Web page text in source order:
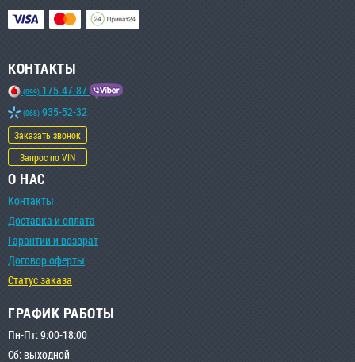
КОНТАКТЫ
(099) 175-47-87
(068) 935-52-32
Заказать звонок
Запрос по VIN
О НАС
Контакты
Доставка и оплата
Гарантии и возврат
Договор оферты
Статус заказа
ГРАФИК РАБОТЫ
Пн-Пт: 9:00-18:00
Сб: выходной